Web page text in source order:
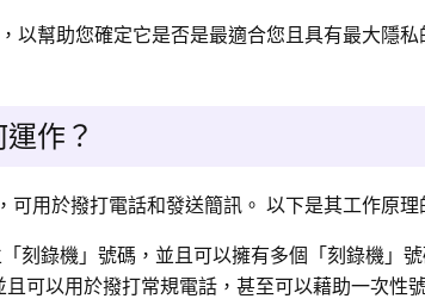
幫助您確定它是否是最適合您且具有最大隱
作？
用於撥打電話和發送簡訊。 以下是其工作原
刻錄機」號碼，並且可以擁有多個「刻錄機」
可以用於撥打常規電話，甚至可以藉助一次性